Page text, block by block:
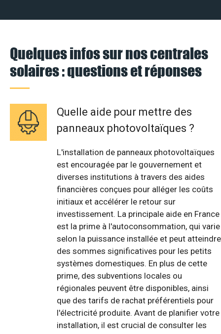
Quelques infos sur nos centrales
solaires : questions et réponses
Quelle aide pour mettre des
panneaux photovoltaïques ?
L'installation de panneaux photovoltaïques
est encouragée par le gouvernement et
diverses institutions à travers des aides
financières conçues pour alléger les coûts
initiaux et accélérer le retour sur
investissement. La principale aide en France
est la prime à l'autoconsommation, qui varie
selon la puissance installée et peut atteindre
des sommes significatives pour les petits
systèmes domestiques. En plus de cette
prime, des subventions locales ou
régionales peuvent être disponibles, ainsi
que des tarifs de rachat préférentiels pour
l'électricité produite. Avant de planifier votre
installation, il est crucial de consulter les